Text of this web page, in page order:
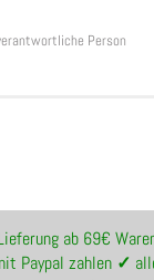
Person
ab 69€
Paypal zahlen ✓